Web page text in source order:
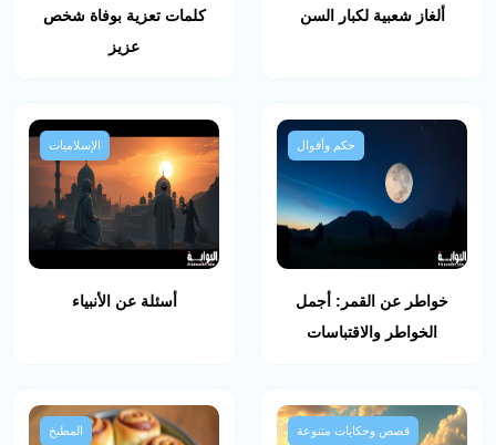
ألغاز شعبية لكبار السن
كلمات تعزية بوفاة شخص
عزيز
حكم وأقوال
خواطر عن القمر: أجمل
الخواطر والاقتباسات
الإسلاميات
أسئلة عن الأنبياء
قصص وحكايات متنوعة المطبخ